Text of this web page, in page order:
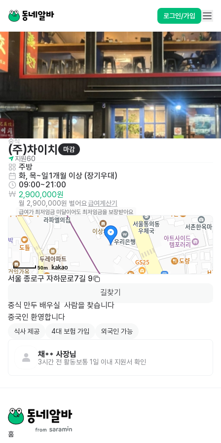
로그인/가입
중식
(주)차이치
마감
지원60
주방
화, 목~일1개월 이상 (장기우대)
09:00~21:00
2,900,000원
월 2,900,000원 벌어요급여계산기
급여가 최저임금 미달이어도 최저임금을 보장받아요
50m
서울 종로구 자하문로7길 9
길찾기
중식 만두 배우실  사람을 찾습니다
식사 제공 4대 보험 가입 외국인 가능
채** 사장님
3시간 전 활동보통 1일 이내 지원서 확인
홈